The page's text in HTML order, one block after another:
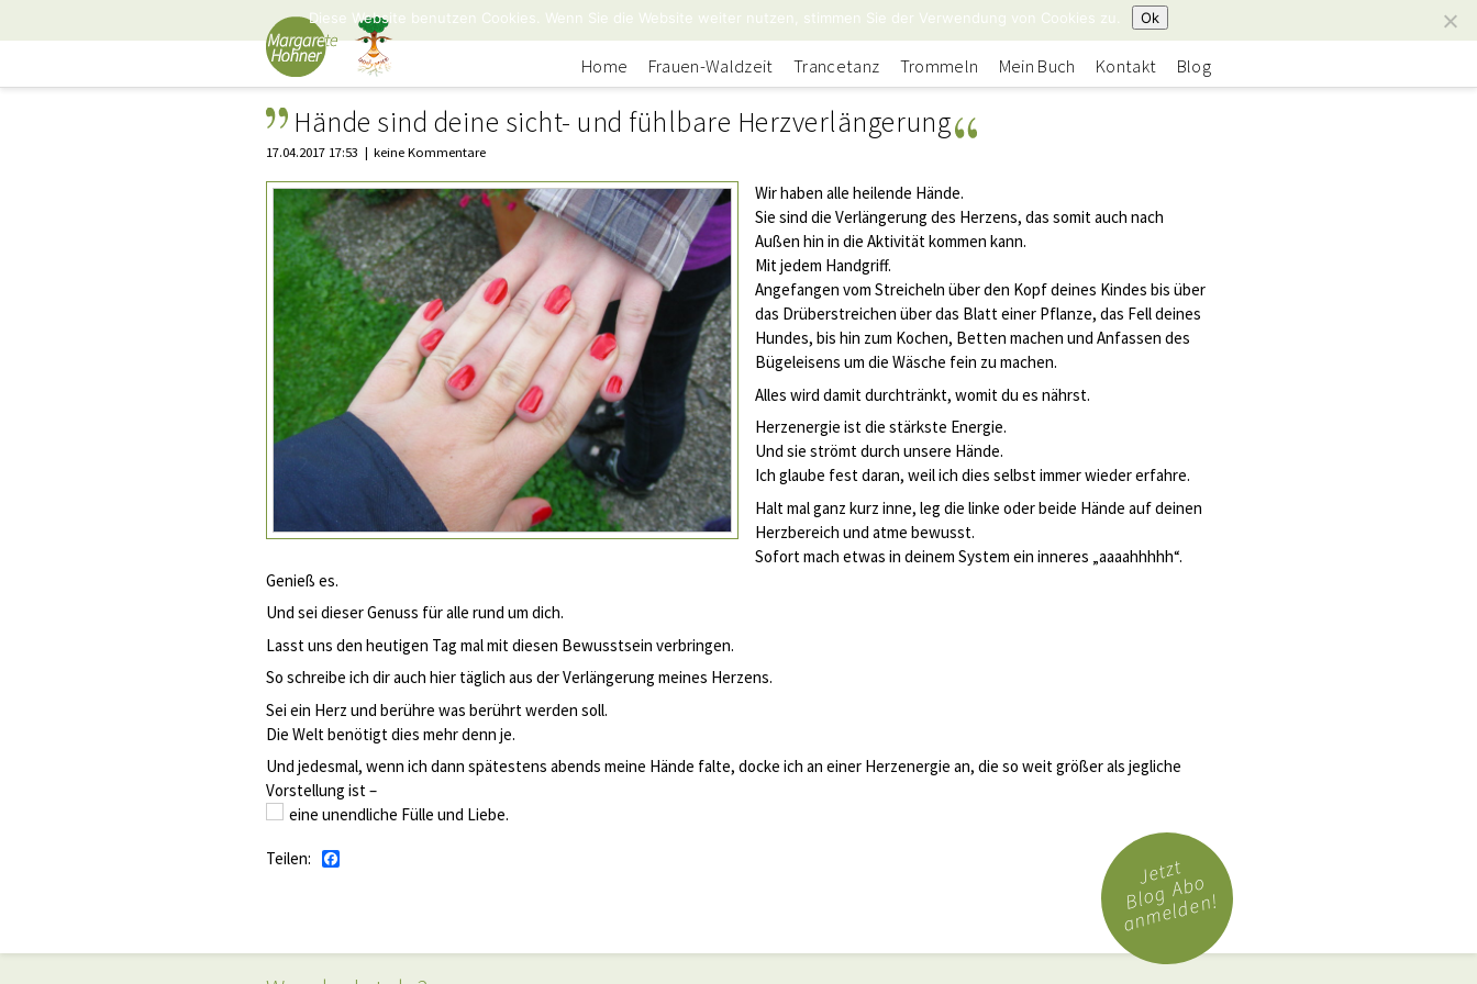
Home Frauen-Waldzeit Trancetanz Trommeln Mein Buch Kontakt Blog
Hände sind deine sicht- und fühlbare Herzverlängerung
17.04.2017 17:53 keine Kommentare
Wir haben alle heilende Hände.
Sie sind die Verlängerung des Herzens, das somit auch nach
Außen hin in die Aktivität kommen kann.
Mit jedem Handgriff.
Angefangen vom Streicheln über den Kopf deines Kindes bis über
das Drüberstreichen über das Blatt einer Pflanze, das Fell deines
Hundes, bis hin zum Kochen, Betten machen und Anfassen des
Bügeleisens um die Wäsche fein zu machen.
Alles wird damit durchtränkt, womit du es nährst.
Herzenergie ist die stärkste Energie.
Und sie strömt durch unsere Hände.
Ich glaube fest daran, weil ich dies selbst immer wieder erfahre.
Halt mal ganz kurz inne, leg die linke oder beide Hände auf deinen
Herzbereich und atme bewusst.
Sofort mach etwas in deinem System ein inneres „aaaahhhhh“.
Genieß es.
Und sei dieser Genuss für alle rund um dich.
Lasst uns den heutigen Tag mal mit diesen Bewusstsein verbringen.
So schreibe ich dir auch hier täglich aus der Verlängerung meines Herzens.
Sei ein Herz und berühre was berührt werden soll.
Die Welt benötigt dies mehr denn je.
Und jedesmal, wenn ich dann spätestens abends meine Hände falte, docke ich an einer Herzenergie an, die so weit größer als jegliche
Vorstellung ist –
eine unendliche Fülle und Liebe.
Teilen: Jetzt
Blog Abo
anmelden!
Diese Website benutzen Cookies. Wenn Sie die Website weiter nutzen, stimmen Sie der Verwendung von Cookies zu. Ok